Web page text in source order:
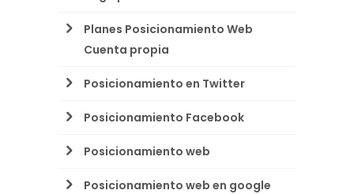
Planes Posicionamiento Web
Cuenta propia
Posicionamiento en Twitter
Posicionamiento Facebook
Posicionamiento web
Posicionamiento web en google